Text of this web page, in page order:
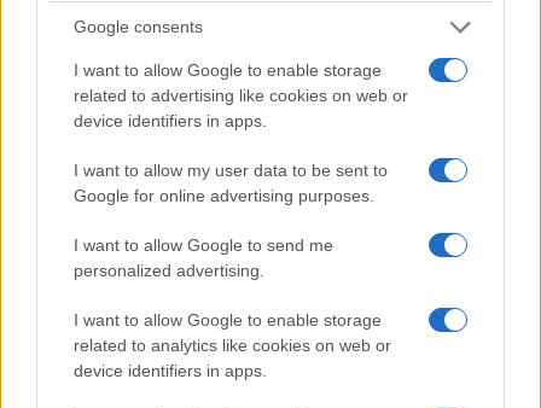
Google consents
I want to allow Google to enable storage
related to advertising like cookies on web or
device identifiers in apps.
I want to allow my user data to be sent to
Google for online advertising purposes.
I want to allow Google to send me
personalized advertising.
I want to allow Google to enable storage
related to analytics like cookies on web or
device identifiers in apps.